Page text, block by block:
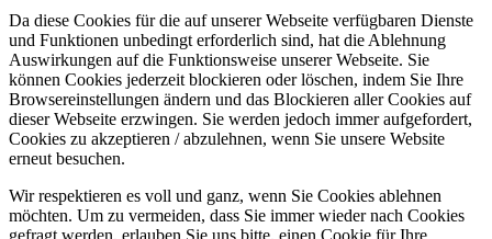
Da diese Cookies für die auf unserer Webseite verfügbaren Dienste
und Funktionen unbedingt erforderlich sind, hat die Ablehnung
Auswirkungen auf die Funktionsweise unserer Webseite. Sie
können Cookies jederzeit blockieren oder löschen, indem Sie Ihre
Browsereinstellungen ändern und das Blockieren aller Cookies auf
dieser Webseite erzwingen. Sie werden jedoch immer aufgefordert,
Cookies zu akzeptieren / abzulehnen, wenn Sie unsere Website
erneut besuchen.
Wir respektieren es voll und ganz, wenn Sie Cookies ablehnen
möchten. Um zu vermeiden, dass Sie immer wieder nach Cookies
gefragt werden, erlauben Sie uns bitte, einen Cookie für Ihre